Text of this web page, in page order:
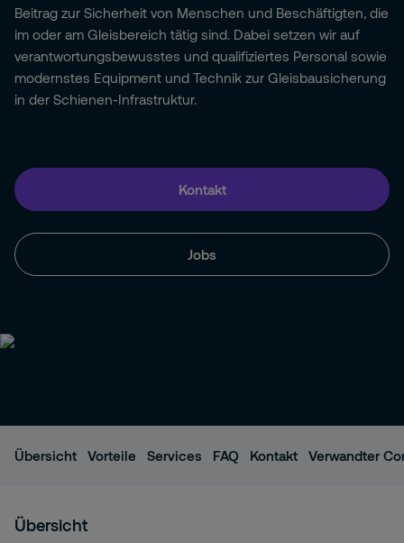
Beitrag zur Sicherheit von Menschen und Beschäftigten, die
im oder am Gleisbereich tätig sind. Dabei setzen wir auf
verantwortungsbewusstes und qualifiziertes Personal sowie
modernstes Equipment und Technik zur Gleisbausicherung
in der Schienen-Infrastruktur.
Kontakt
Jobs
Übersicht Vorteile Services FAQ Kontakt Verwandter
Übersicht